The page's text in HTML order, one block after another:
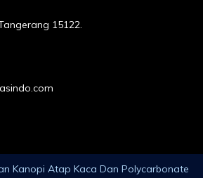
15122.
Kanopi Atap Kaca Dan Polycarbonate